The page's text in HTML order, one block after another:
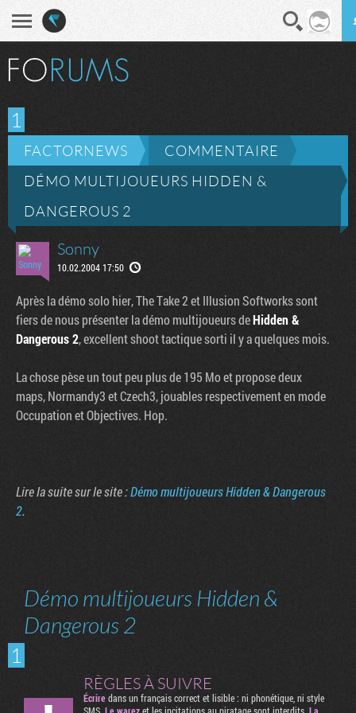
1
FACTORNEWS
COMMENTAIRE
DÉMO MULTIJOUEURS HIDDEN &
DANGEROUS 2
Sonny
10.02.2004 17:50
Après la démo solo hier, The Take 2 et Illusion Softworks sont
fiers de nous présenter la démo multijoueurs deHidden &
Dangerous 2, excellent shoot tactique sorti il y a quelques mois.
La chose pèse un tout peu plus de 195 Mo et propose deux
maps, Normandy3 et Czech3, jouables respectivement en mode
Occupation et Objectives. Hop.
Lire la suite sur le site :Démo multijoueurs Hidden & Dangerous
2.
Démo multijoueurs Hidden &
Dangerous 2
1
RÈGLES À SUIVRE
Écriredans un français correct et lisible : ni phonétique, ni style